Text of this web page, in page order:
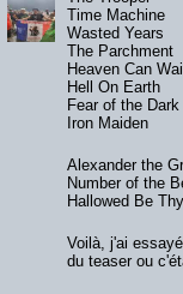
Time Machine
Wasted Years
The Parchment
Heaven Can
Hell On Earth
Fear of the Dark
Iron Maiden
Alexander the
Number of the
Hallowed Be
Voilà, j'ai
du teaser ou